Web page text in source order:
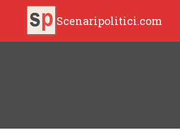
Scenaripolitici.com